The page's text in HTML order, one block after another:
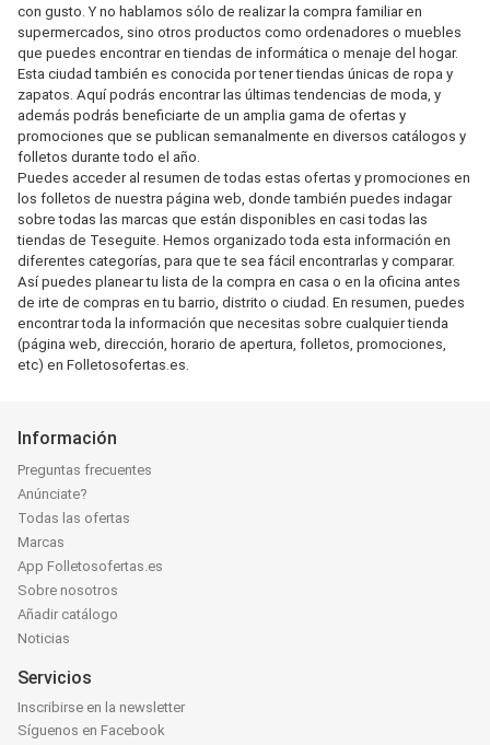
con gusto. Y no hablamos sólo de realizar la compra familiar en
supermercados, sino otros productos como ordenadores o muebles
que puedes encontrar en tiendas de informática o menaje del hogar.
Esta ciudad también es conocida por tener tiendas únicas de ropa y
zapatos. Aquí podrás encontrar las últimas tendencias de moda, y
además podrás beneficiarte de un amplia gama de ofertas y
promociones que se publican semanalmente en diversos catálogos y
folletos durante todo el año.
Puedes acceder al resumen de todas estas ofertas y promociones en
los folletos de nuestra página web, donde también puedes indagar
sobre todas las marcas que están disponibles en casi todas las
tiendas de Teseguite. Hemos organizado toda esta información en
diferentes categorías, para que te sea fácil encontrarlas y comparar.
Así puedes planear tu lista de la compra en casa o en la oficina antes
de irte de compras en tu barrio, distrito o ciudad. En resumen, puedes
encontrar toda la información que necesitas sobre cualquier tienda
(página web, dirección, horario de apertura, folletos, promociones,
etc) en Folletosofertas.es.
Información
Preguntas frecuentes
Anúnciate?
Todas las ofertas
Marcas
App Folletosofertas.es
Sobre nosotros
Añadir catálogo
Noticias
Servicios
Inscribirse en la newsletter
Síguenos en Facebook